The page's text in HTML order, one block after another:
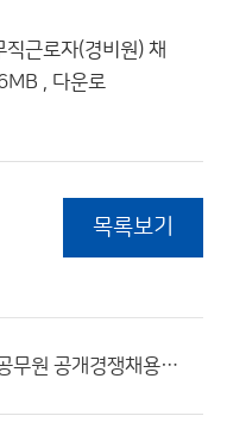
근로자(경비원) 채
, 다운로
목록보기
2025년도 기상직 국가공무원 공개경쟁채용시험 등 계획 공고